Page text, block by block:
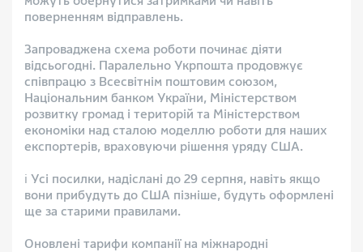
поверненням відправлень.
Запроваджена схема роботи починає діяти
відсьогодні. Паралельно Укрпошта продовжує
співпрацю з Всесвітнім поштовим союзом,
Національним банком України, Міністерством
розвитку громад і територій та Міністерством
економіки над сталою моделлю роботи для наших
експортерів, враховуючи рішення уряду США.
ℹ︎ Усі посилки, надіслані до 29 серпня, навіть якщо
вони прибудуть до США пізніше, будуть оформлені
ще за старими правилами.
Оновлені тарифи компанії на міжнародні